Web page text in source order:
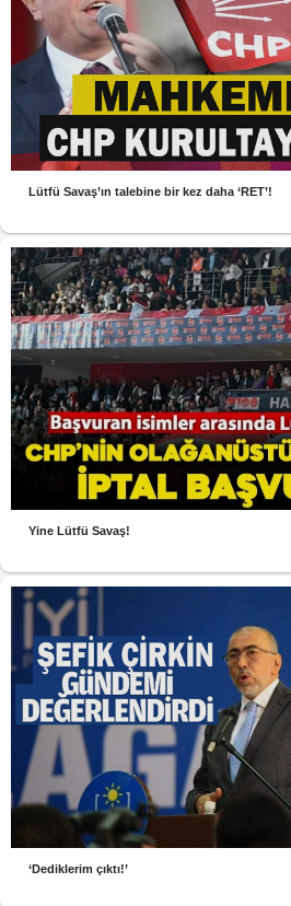
Lütfü Savaş’ın talebine bir kez daha ‘RET’!
Yine Lütfü Savaş!
‘Dediklerim çıktı!’